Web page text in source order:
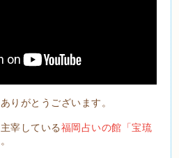
りがとうございます。
宰している福岡占いの館「宝琉